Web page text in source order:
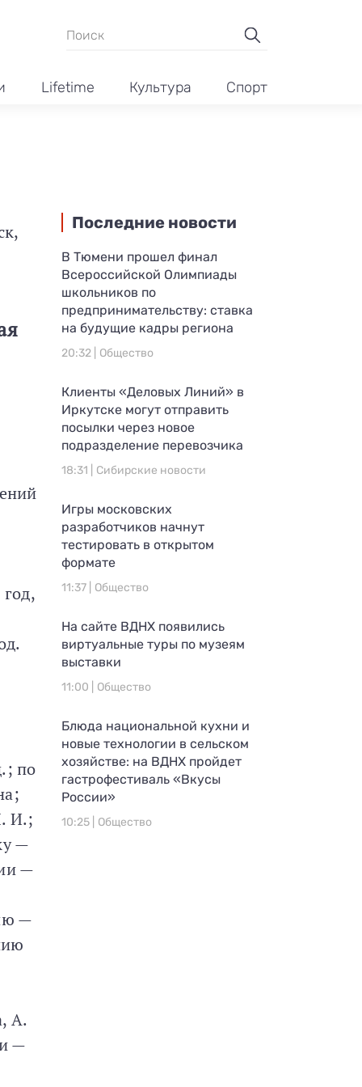
Lifetime Культура Спорт
по
И.;
—
—
—
А.
—
Последние новости
В Тюмени прошел финал
Всероссийской Олимпиады
школьников по
предпринимательству: ставка
на будущие кадры региона
20:32 | Общество
Клиенты «Деловых Линий» в
Иркутске могут отправить
посылки через новое
подразделение перевозчика
18:31 | Сибирские новости
Игры московских
разработчиков начнут
тестировать в открытом
формате
11:37 | Общество
На сайте ВДНХ появились
виртуальные туры по музеям
выставки
11:00 | Общество
Блюда национальной кухни и
новые технологии в сельском
хозяйстве: на ВДНХ пройдет
гастрофестиваль «Вкусы
России»
10:25 | Общество